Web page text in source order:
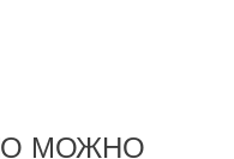
МОЖНО